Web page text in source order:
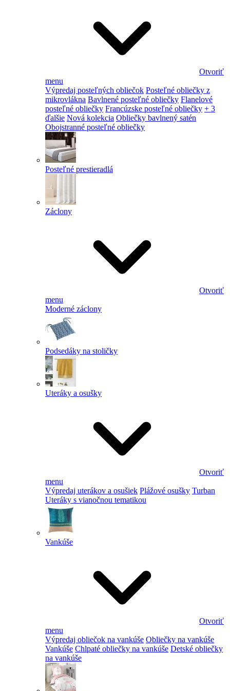
Otvoriť
menu
Výpredaj posteľných obliečok Posteľné obliečky z
mikrovlákna Bavlnené posteľné obliečky Flanelové
posteľné obliečky Francúzske posteľné obliečky + 3
ďalšie Nová kolekcia Obliečky bavlnený satén
Obojstranné posteľné obliečky
Posteľné prestieradlá
Záclony
Otvoriť
menu
Moderné záclony
Podsedáky na stoličky
Uteráky a osušky
Otvoriť
menu
Výpredaj uterákov a osušiek Plážové osušky Turban
Uteráky s vianočnou tematikou
Vankúše
Otvoriť
menu
Výpredaj obliečok na vankúše Obliečky na vankúše
Vankúše Chlpaté obliečky na vankúše Detské obliečky
na vankúše